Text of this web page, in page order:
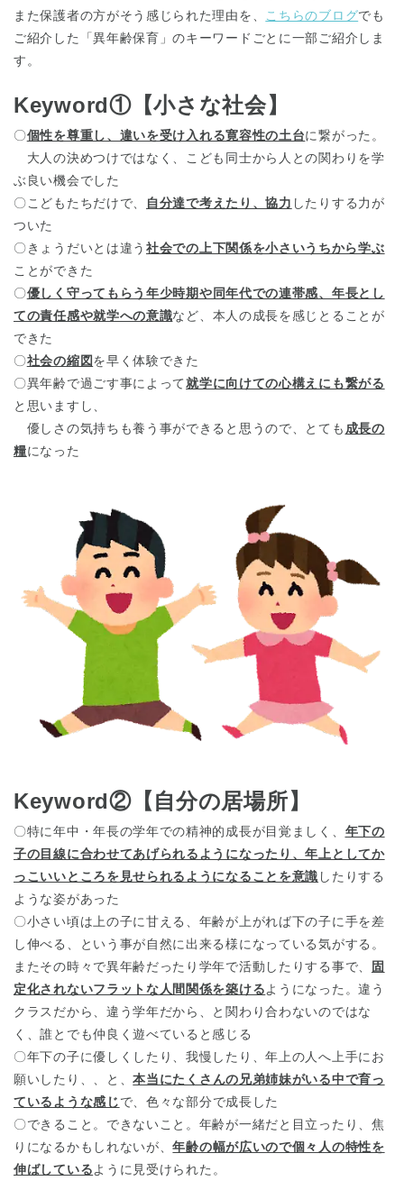
神奈川県 全域
千葉県 千葉県 全域
埼玉県 埼玉県 全域
兵庫県 兵庫県 全域
また保護者の方がそう感じられた理由を、
こちらのブログでも
ご紹介した「異年齢保育」のキーワードごとに一部ご紹介しま
す。
Keyword①【小さな社会】
〇個性を尊重し、違いを受け入れる寛容性の土台に繋がった。
大人の決めつけではなく、こども同士から人との関わりを学
ぶ良い機会でした
〇こどもたちだけで、
自分達で考えたり、協力 したりする力が
ついた
〇きょうだいとは違う 社会での上下関係を小さいうちから学ぶ
ことができた
〇優しく守ってもらう年少時期や同年代での連帯感、年長とし
ての責任感や就学への意識など、本人の成長を感じとることが
できた
〇社会の縮図を早く体験できた
〇異年齢で過ごす事によって就学に向けての心構えにも繋がる
と思いますし、
優しさの気持ちも養う事ができると思うので、とても 成長の
糧になった
Keyword②【自分の居場所】
〇特に年中・年長の学年での精神的成長が目覚ましく、 年下の
子の目線に合わせてあげられるようになったり、年上としてか
っこいいところを見せられるようになることを意識 したりする
ような姿があった
〇小さい頃は上の子に甘える、年齢が上がれば下の子に手を差
し伸べる、という事が自然に出来る様になっている気がする。
またその時々で異年齢だったり学年で活動したりする事で、
固
定化されないフラットな人間関係を築けるようになった。違う
クラスだから、違う学年だから、と関わり合わないのではな
く、誰とでも仲良く遊べていると感じる
〇年下の子に優しくしたり、我慢したり、年上の人へ上手にお
願いしたり、、と、本当にたくさんの兄弟姉妹がいる中で育っ
ているような感じで、色々な部分で成長した
〇できること。できないこと。年齢が一緒だと目立ったり、焦
りになるかもしれないが、年齢の幅が広いので個々人の特性を
伸ばしているように見受けられた。